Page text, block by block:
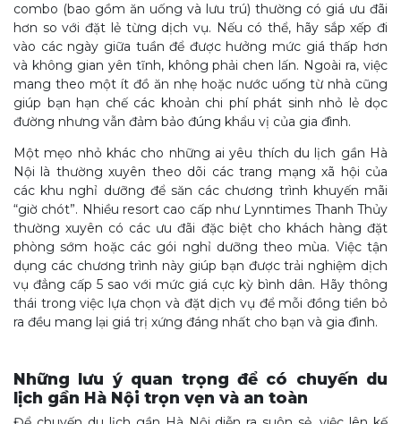
combo (bao gồm ăn uống và lưu trú) thường có giá ưu đãi
hơn so với đặt lẻ từng dịch vụ. Nếu có thể, hãy sắp xếp đi
vào các ngày giữa tuần để được hưởng mức giá thấp hơn
và không gian yên tĩnh, không phải chen lấn. Ngoài ra, việc
mang theo một ít đồ ăn nhẹ hoặc nước uống từ nhà cũng
giúp bạn hạn chế các khoản chi phí phát sinh nhỏ lẻ dọc
đường nhưng vẫn đảm bảo đúng khẩu vị của gia đình.
Một mẹo nhỏ khác cho những ai yêu thích du lịch gần Hà
Nội là thường xuyên theo dõi các trang mạng xã hội của
các khu nghỉ dưỡng để săn các chương trình khuyến mãi
“giờ chót”. Nhiều resort cao cấp như Lynntimes Thanh Thủy
thường xuyên có các ưu đãi đặc biệt cho khách hàng đặt
phòng sớm hoặc các gói nghỉ dưỡng theo mùa. Việc tận
dụng các chương trình này giúp bạn được trải nghiệm dịch
vụ đẳng cấp 5 sao với mức giá cực kỳ bình dân. Hãy thông
thái trong việc lựa chọn và đặt dịch vụ để mỗi đồng tiền bỏ
ra đều mang lại giá trị xứng đáng nhất cho bạn và gia đình.
Những lưu ý quan trọng để có chuyến du
lịch gần Hà Nội trọn vẹn và an toàn